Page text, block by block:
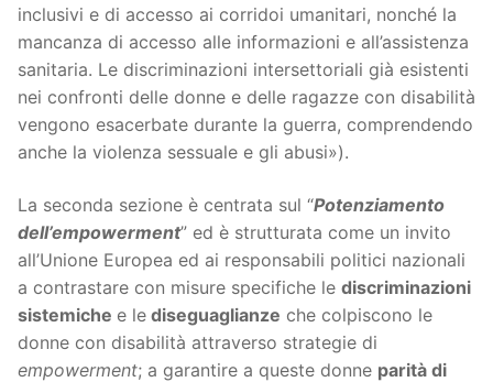
inclusivi e di accesso ai corridoi umanitari, nonché la
mancanza di accesso alle informazioni e all’assistenza
sanitaria. Le discriminazioni intersettoriali già esistenti
nei confronti delle donne e delle ragazze con disabilità
vengono esacerbate durante la guerra, comprendendo
anche la violenza sessuale e gli abusi»).
La seconda sezione è centrata sul “Potenziamento
dell’empowerment” ed è strutturata come un invito
all’Unione Europea ed ai responsabili politici nazionali
a contrastare con misure specifiche le discriminazioni
sistemiche e le diseguaglianze che colpiscono le
donne con disabilità attraverso strategie di
empowerment; a garantire a queste donne parità di